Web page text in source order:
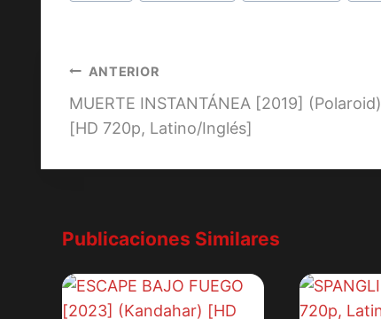
Navegación
de
ANTERIOR
MUERTE INSTANTÁNEA [2019] (Polaroid)
[HD 720p, Latino/Inglés]
Publicaciones Similares